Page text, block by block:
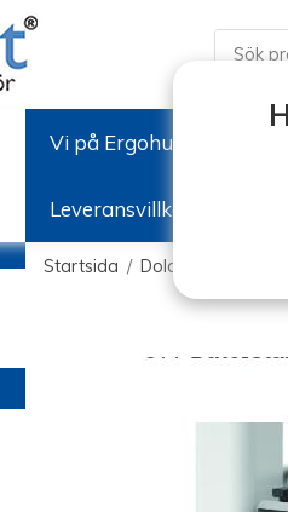
Vi på Ergohuset
Leveransvillkor
Startsida / Dolda